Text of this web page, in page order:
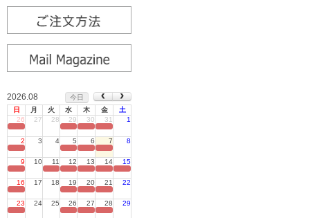
2026.08
今日
日
月 火 水 木 金
土
26
27 28 29 30 31 1
2 3 4 5 6 7 8
9 10 11 12 13 14 15
16 17 18 19 20 21 22
23 24 25 26 27 28 29